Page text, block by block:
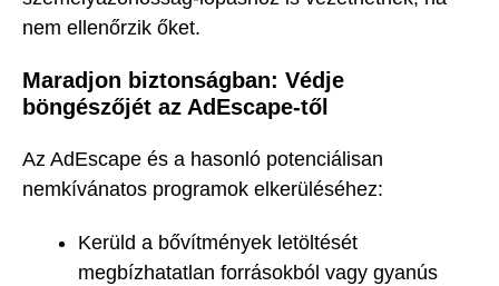
nem ellenőrzik őket.
Maradjon biztonságban: Védje
böngészőjét az AdEscape-től
Az AdEscape és a hasonló potenciálisan
nemkívánatos programok elkerüléséhez:
Kerüld a bővítmények letöltését
megbízhatatlan forrásokból vagy gyanús